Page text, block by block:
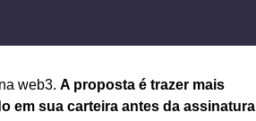
web3. A proposta é trazer mais
em sua carteira antes da assinatura